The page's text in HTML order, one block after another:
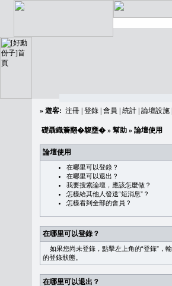
» 遊客: 注冊 登錄 會員 統計 論壇設施
礎聶織簷翻�䪖壅� » 幫助 » 論壇使用
論壇使用
在哪里可以登錄？
在哪里可以退出？
我要搜索論壇，應該怎麼做？
怎樣給其他人發送“短消息”？
怎樣看到全部的會員？
在哪里可以登錄？
如果您尚未登錄，點擊左上角的“登錄”，
的登錄狀態。
在哪里可以退出？